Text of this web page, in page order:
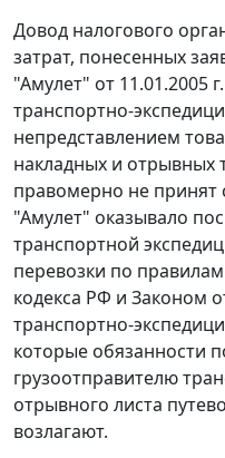
Довод налогового
затрат, понесенных
"Амулет" от 11.01.2005
транспортно-
непредставлением
накладных и отрывных
правомерно не
"Амулет" оказывало
транспортной
перевозки по правилам
кодекса РФ и Законом
транспортно-
которые обязанности
грузоотправителю
отрывного листа
возлагают.